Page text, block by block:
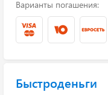
Варианты погашения:
Быстроденьги